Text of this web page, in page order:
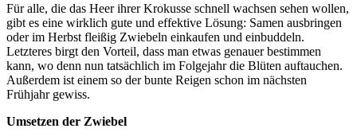
Für alle, die das Heer ihrer Krokusse schnell wachsen sehen wollen,
gibt es eine wirklich gute und effektive Lösung: Samen ausbringen
oder im Herbst fleißig Zwiebeln einkaufen und einbuddeln.
Letzteres birgt den Vorteil, dass man etwas genauer bestimmen
kann, wo denn nun tatsächlich im Folgejahr die Blüten auftauchen.
Außerdem ist einem so der bunte Reigen schon im nächsten
Frühjahr gewiss.
Umsetzen der Zwiebel